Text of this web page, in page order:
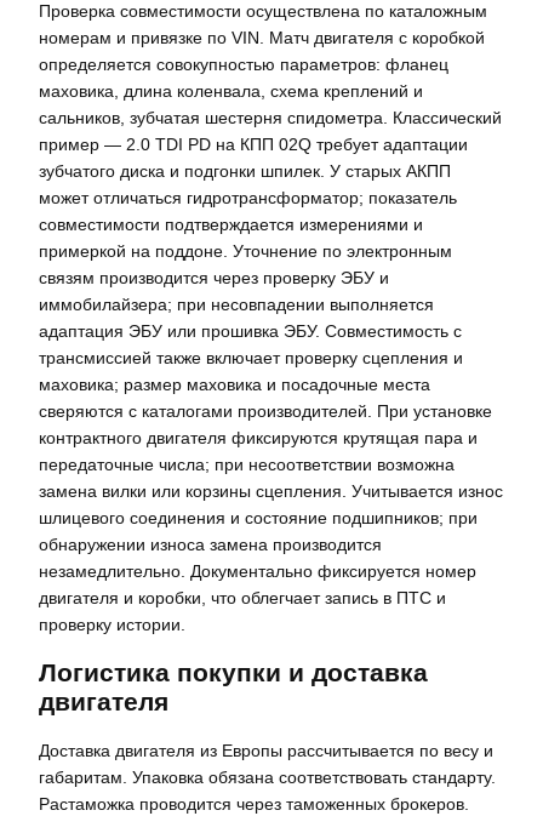
Проверка совместимости осуществлена по каталожным
номерам и привязке по VIN. Матч двигателя с коробкой
определяется совокупностью параметров: фланец
маховика, длина коленвала, схема креплений и
сальников, зубчатая шестерня спидометра. Классический
пример — 2.0 TDI PD на КПП 02Q требует адаптации
зубчатого диска и подгонки шпилек. У старых АКПП
может отличаться гидротрансформатор; показатель
совместимости подтверждается измерениями и
примеркой на поддоне. Уточнение по электронным
связям производится через проверку ЭБУ и
иммобилайзера; при несовпадении выполняется
адаптация ЭБУ или прошивка ЭБУ. Совместимость с
трансмиссией также включает проверку сцепления и
маховика; размер маховика и посадочные места
сверяются с каталогами производителей. При установке
контрактного двигателя фиксируются крутящая пара и
передаточные числа; при несоответствии возможна
замена вилки или корзины сцепления. Учитывается износ
шлицевого соединения и состояние подшипников; при
обнаружении износа замена производится
незамедлительно. Документально фиксируется номер
двигателя и коробки, что облегчает запись в ПТС и
проверку истории.
Логистика покупки и доставка
двигателя
Доставка двигателя из Европы рассчитывается по весу и
габаритам. Упаковка обязана соответствовать стандарту.
Растаможка проводится через таможенных брокеров.